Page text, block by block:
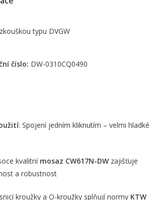
typu DVGW
číslo: DW-0310CQ0490
: Spojení jedním kliknutím – velmi hladké
kvalitní mosaz CW617N-DW zajišťuje
a robustnost
kroužky a O-kroužky splňují normy KTW